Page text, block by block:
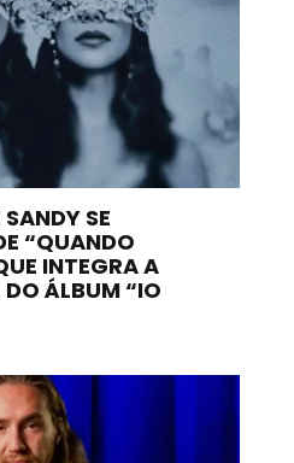
SE
“QUANDO
INTEGRA A
ÁLBUM “IO